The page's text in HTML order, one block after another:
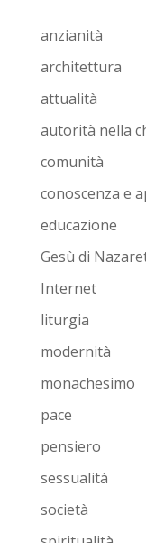
anzianità
architettura
attualità
autorità nella
comunità
conoscenza e
educazione
Gesù di
Internet
liturgia
modernità
monachesimo
pace
pensiero
sessualità
società